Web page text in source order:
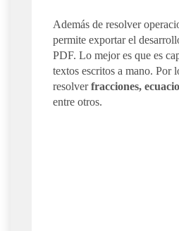
Además de resolver
permite exportar el
PDF. Lo mejor es que es
textos escritos a mano. Por
resolverfracciones,
entre otros.